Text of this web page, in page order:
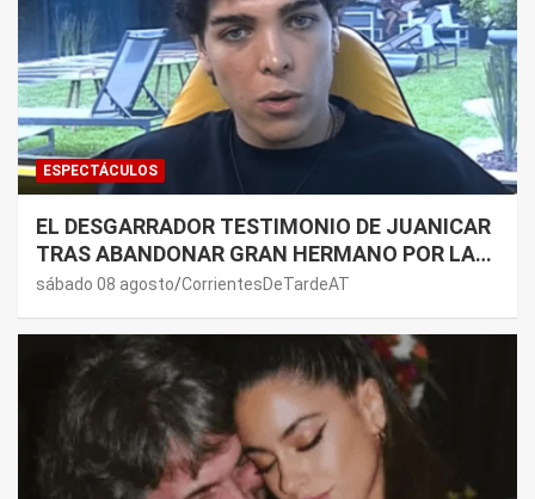
ESPECTÁCULOS
EL DESGARRADOR TESTIMONIO DE JUANICAR
TRAS ABANDONAR GRAN HERMANO POR LA
SALUD DE SU MAMÁ.
sábado 08 agosto CorrientesDeTardeAT